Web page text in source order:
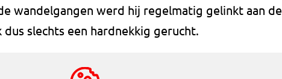
wandelgangen werd hij regelmatig gelinkt aan de
slechts een hardnekkig gerucht.